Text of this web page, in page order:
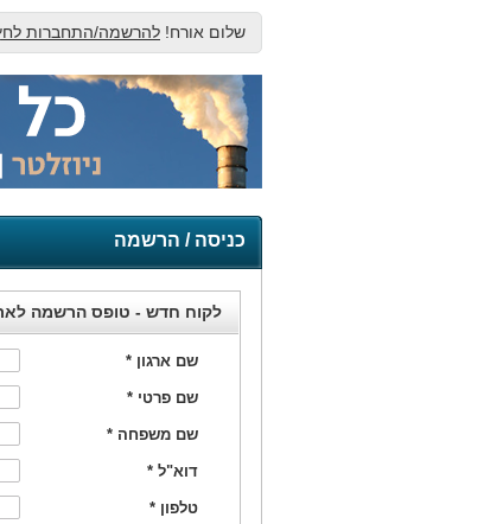
שלום אורח! להרשמה/התחברות
כניסה / הרשמה
לקוח חדש - טופס הרשמה
שם ארגון *
שם פרטי *
שם משפחה *
דוא"ל *
טלפון *